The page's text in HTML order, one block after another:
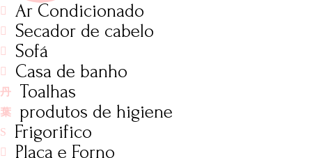
Ar Condicionado
Secador de cabelo
Sofá
Casa de banho
Toalhas
produtos de higiene
Frigorifico
Placa e Forno